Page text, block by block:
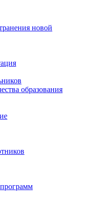
новой
образования